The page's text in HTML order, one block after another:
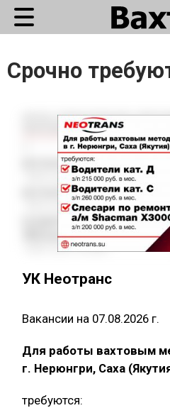
Срочно
УК Неотранс
Вакансии на 07.08.2026 г.
Для работы вахтовым
г. Нерюнгри, Саха
требуются: